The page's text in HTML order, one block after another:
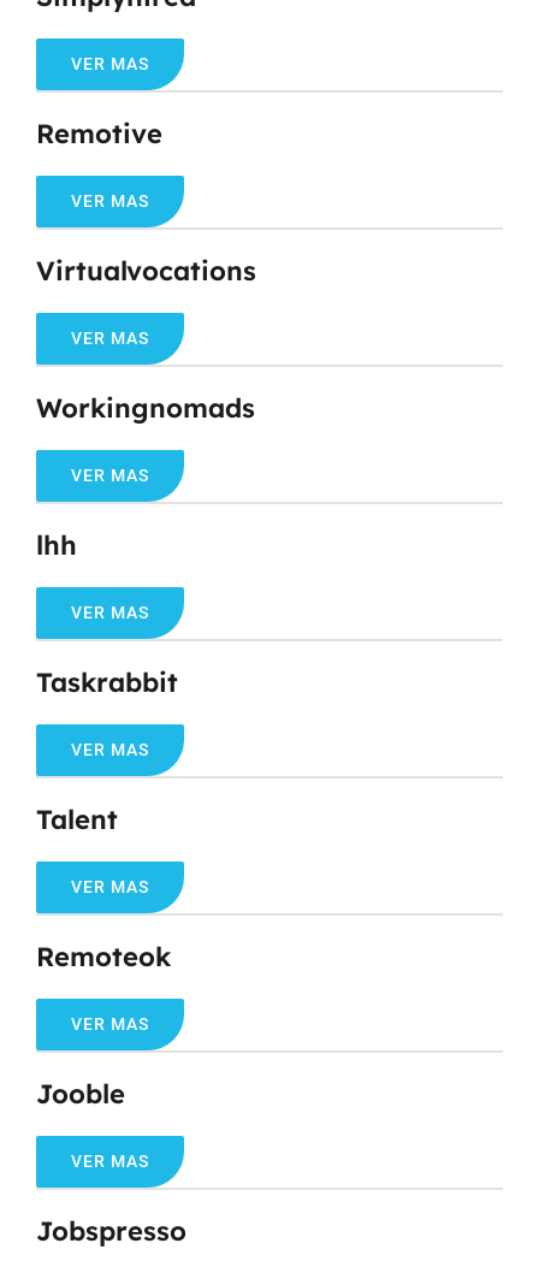
VER MAS
Remotive
VER MAS
Virtualvocations
VER MAS
Workingnomads
VER MAS
lhh
VER MAS
Taskrabbit
VER MAS
Talent
VER MAS
Remoteok
VER MAS
Jooble
VER MAS
Jobspresso